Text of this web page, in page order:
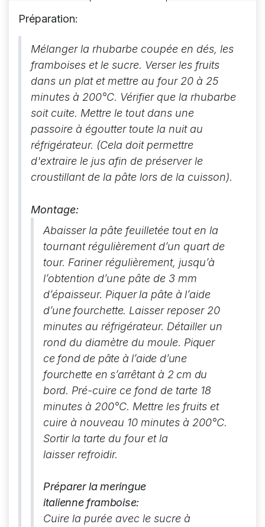
Préparation:
Mélanger la rhubarbe coupée en dés, les
framboises et le sucre. Verser les fruits
dans un plat et mettre au four 20 à 25
minutes à 200°C. Vérifier que la rhubarbe
soit cuite. Mettre le tout dans une
passoire à égoutter toute la nuit au
réfrigérateur. (Cela doit permettre
d'extraire le jus afin de préserver le
croustillant de la pâte lors de la cuisson).
Montage:
Abaisser la pâte feuilletée tout en la
tournant régulièrement d’un quart de
tour. Fariner régulièrement, jusqu’à
l’obtention d’une pâte de 3 mm
d’épaisseur. Piquer la pâte à l’aide
d’une fourchette. Laisser reposer 20
minutes au réfrigérateur. Détailler un
rond du diamètre du moule. Piquer
ce fond de pâte à l’aide d’une
fourchette en s’arrêtant à 2 cm du
bord. Pré-cuire ce fond de tarte 18
minutes à 200°C. Mettre les fruits et
cuire à nouveau 10 minutes à 200°C.
Sortir la tarte du four et la
laisser refroidir.
Préparer la meringue
italienne framboise:
Cuire la purée avec le sucre à